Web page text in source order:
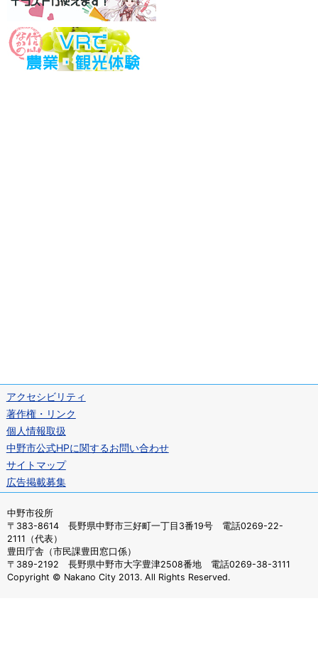
アクセシビリティ
著作権・リンク
個人情報取扱
中野市公式HPに関するお問い合わせ
サイトマップ
広告掲載募集
中野市役所
〒383-8614 長野県中野市三好町一丁目3番19号 電話0269-22-
2111（代表）
豊田庁舎（市民課豊田窓口係）
〒389-2192 長野県中野市大字豊津2508番地 電話0269-38-3111
Copyright © Nakano City 2013. All Rights Reserved.